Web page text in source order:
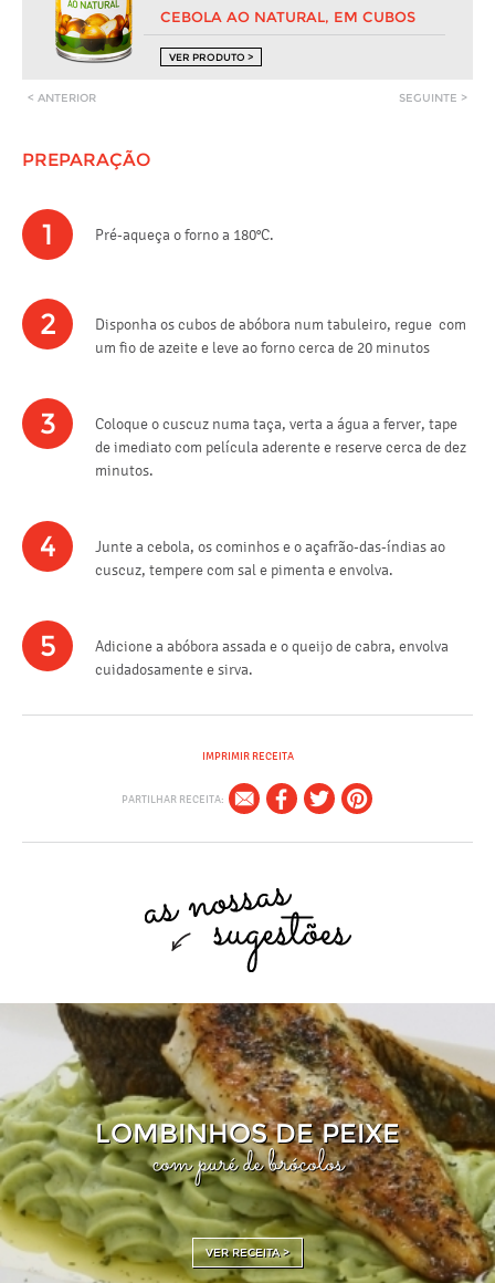
CEBOLA AO NATURAL, EM CUBOS
VER PRODUTO >
< ANTERIOR SEGUINTE >
PREPARAÇÃO
1 Pré-aqueça o forno a 180°C.
2
Disponha os cubos de abóbora num tabuleiro, regue com
um fio de azeite e leve ao forno cerca de 20 minutos
3
Coloque o cuscuz numa taça, verta a água a ferver, tape
de imediato com película aderente e reserve cerca de dez
minutos.
4
Junte a cebola, os cominhos e o açafrão-das-índias ao
cuscuz, tempere com sal e pimenta e envolva.
5
Adicione a abóbora assada e o queijo de cabra, envolva
cuidadosamente e sirva.
IMPRIMIR RECEITA
PARTILHAR RECEITA:
LOMBINHOS DE PEIXE
com puré de brócolos
VER RECEITA >